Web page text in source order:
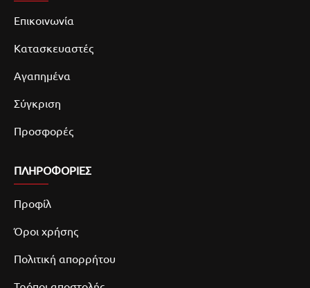
Επικοινωνία
Κατασκευαστές
Αγαπημένα
Σύγκριση
Προσφορές
ΠΛΗΡΟΦΟΡΙΕΣ
Προφίλ
Όροι χρήσης
Πολιτική απορρήτου